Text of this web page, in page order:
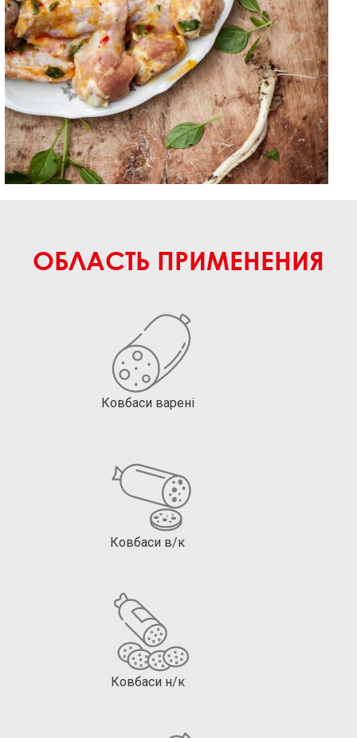
ОБЛАСТЬ ПРИМЕНЕНИЯ
Ковбаси варені
Ковбаси в/к
Ковбаси н/к